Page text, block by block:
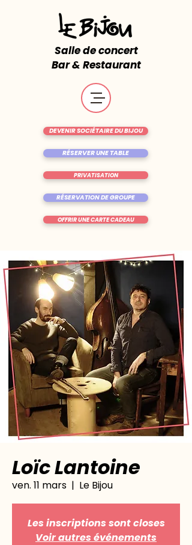
Salle de concert
Bar & Restaurant
RÉSERVER UNE TABLE
OFFRIR UNE CARTE CADEAU
DEVENIR SOCIÉTAIRE DU BIJOU
RÉSERVATION DE GROUPE
PRIVATISATION
Loïc Lantoine
ven. 11 mars
  |
Le Bijou
Les inscriptions sont closes
Voir autres événements